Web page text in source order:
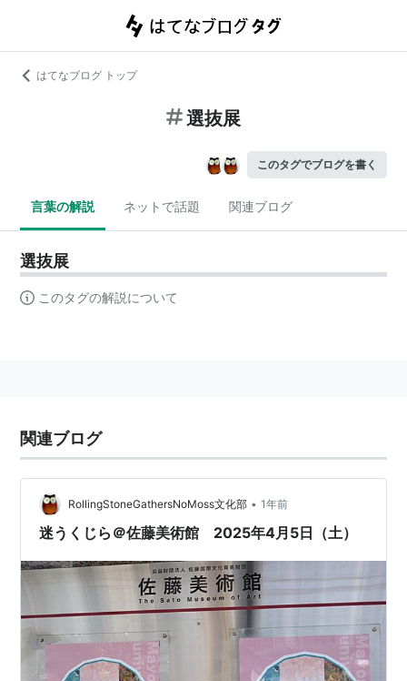
はてなブログ トップ
選抜展
このタグでブログを書く
言葉の解説 ネットで話題 関連ブログ
選抜展
このタグの解説について
関連ブログ
RollingStoneGathersNoMoss文化部 • 1年前
迷うくじら＠佐藤美術館 2025年4月5日（土）